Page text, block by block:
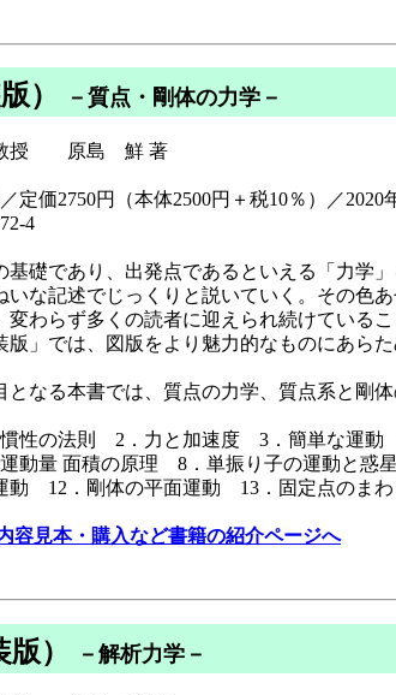
） －質点・剛体の力学－
教授 原島 鮮 著
定価2750円（本体2500円＋税10％）／2020
4
礎であり、出発点であるといえる「力学
いな記述でじっくりと説いていく。その色
変わらず多くの読者に迎えられ続けているこ
」では、図版をより魅力的なものにあら
なる本書では、質点の力学、質点系と剛体
慣性の法則 2．力と加速度 3．簡単な運
動量 面積の原理 8．単振り子の運動と
動 12．剛体の平面運動 13．固定点のまわ
容見本・購入など書籍の紹介ページへ
） －解析力学－